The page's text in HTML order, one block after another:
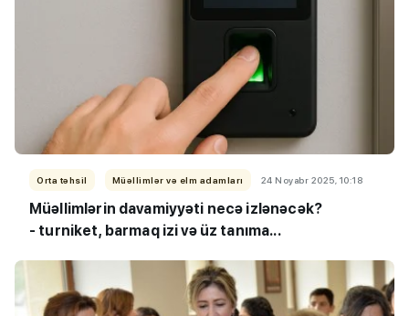
Orta təhsil Müəllimlər və elm adamları 24 Noyabr 2025, 10:18
Müəllimlərin davamiyyəti necə izlənəcək?
- turniket, barmaq izi və üz tanıma...